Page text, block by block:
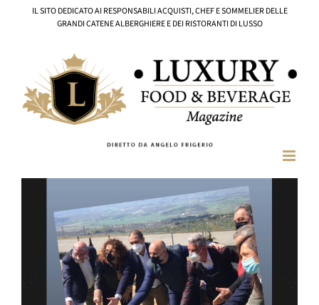
IL SITO DEDICATO AI RESPONSABILI ACQUISTI, CHEF E SOMMELIER DELLE
GRANDI CATENE ALBERGHIERE E DEI RISTORANTI DI LUSSO